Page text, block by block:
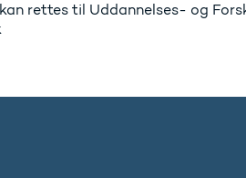
rettes til Uddannelses- og